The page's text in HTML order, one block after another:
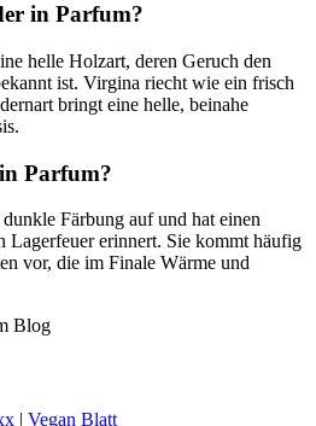
in Parfum?
helle Holzart, deren Geruch den
ist. Virgina riecht wie ein frisch
bringt eine helle, beinahe
Parfum?
Färbung auf und hat einen
Lagerfeuer erinnert. Sie kommt häufig
vor, die im Finale Wärme und
| Vegan Blatt